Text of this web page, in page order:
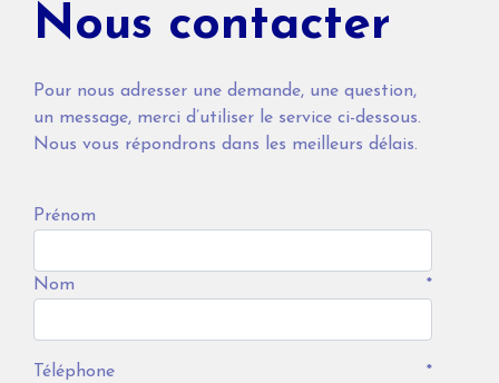
Nous contacter
Pour nous adresser une demande, une question,
un message, merci d’utiliser le service ci-dessous.
Nous vous répondrons dans les meilleurs délais.
Prénom
Nom *
Téléphone *